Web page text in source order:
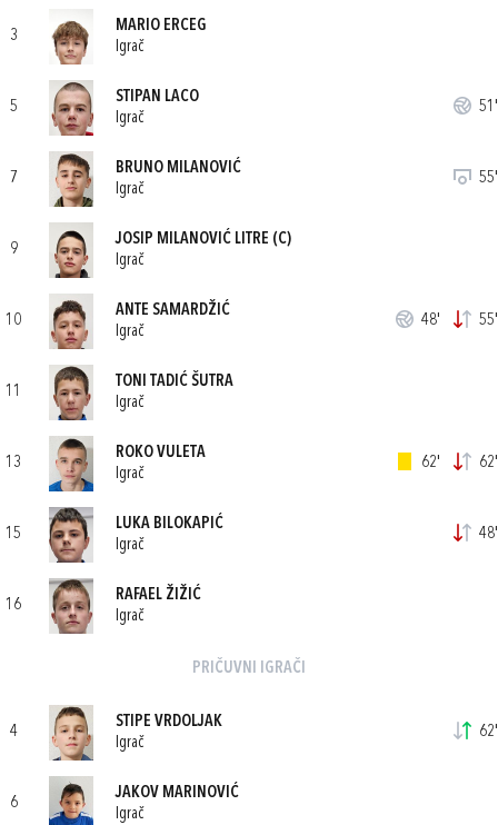
3
MARIO ERCEG
Igrač
5
STIPAN LACO
Igrač
51'
7
BRUNO MILANOVIĆ
Igrač
55'
9
JOSIP MILANOVIĆ LITRE (C)
Igrač
10
ANTE SAMARDŽIĆ
Igrač
48' 55'
11
TONI TADIĆ ŠUTRA
Igrač
13
ROKO VULETA
Igrač
62' 62'
15
LUKA BILOKAPIĆ
Igrač
48'
16
RAFAEL ŽIŽIĆ
Igrač
PRIČUVNI IGRAČI
4
STIPE VRDOLJAK
Igrač
62'
6
JAKOV MARINOVIĆ
Igrač